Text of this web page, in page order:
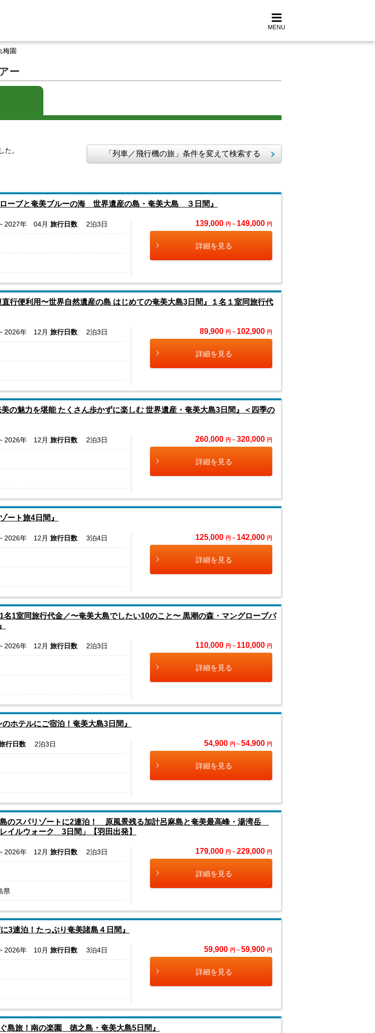
MENU
梅園
ー
た。
「列車／飛行機の旅」条件を変えて検索する
ーブと奄美ブルーの海 世界遺産の島・奄美大島 ３日間』
2027年 04月 旅行日数 2泊3日 139,000 円 ~ 149,000 円
詳細を見る
直行便利用〜世界自然遺産の島 はじめての奄美大島3日間』１名１室同旅行代
2026年 12月 旅行日数 2泊3日 89,900 円 ~ 102,900 円
詳細を見る
美の魅力を堪能 たくさん歩かずに楽しむ 世界遺産・奄美大島3日間』＜四季の
2026年 12月 旅行日数 2泊3日 260,000 円 ~ 320,000 円
詳細を見る
ート旅4日間』
2026年 12月 旅行日数 3泊4日 125,000 円 ~ 142,000 円
詳細を見る
名1室同旅行代金／〜奄美大島でしたい10のこと〜 黒潮の森・マングローブパ
2026年 12月 旅行日数 2泊3日 110,000 円 ~ 110,000 円
詳細を見る
のホテルにご宿泊！奄美大島3日間』
行日数 2泊3日 54,900 円 ~ 54,900 円
詳細を見る
島のスパリゾートに2連泊！ 原風景残る加計呂麻島と奄美最高峰・湯湾岳
イルウォーク 3日間」【羽田出発】
2026年 12月 旅行日数 2泊3日
県
179,000 円 ~ 229,000 円
詳細を見る
3連泊！たっぷり奄美諸島４日間』
2026年 10月 旅行日数 3泊4日 59,900 円 ~ 59,900 円
詳細を見る
島旅！南の楽園 徳之島・奄美大島5日間』